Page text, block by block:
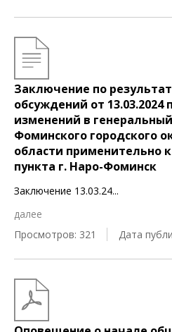
Заключение по
обсуждений от 13.03.2024
изменений в
Фоминского городского
области применительно
пункта г. Наро-Фоминск
Заключение 13.03.24...
далее
Просмотров: 321
Дата